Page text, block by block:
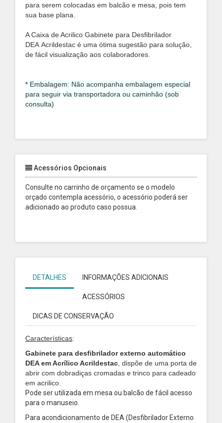
para serem colocadas em balcão e mesa, pois tem
sua base plana.
ACaixa de Acrilico Gabinete para Desfibrilador
DEA Acrildestac é uma ótima sugestão para solução,
de fácil visualização aos colaboradores.
* Embalagem: Não acompanha embalagem especial
para seguir via transportadora ou caminhão (sob
consulta)
Acessórios Opcionais
Consulte no carrinho de orçamento se o modelo
orçado contempla acessório, o acessório poderá ser
adicionado ao produto caso possua.
DETALHES INFORMAÇÕES ADICIONAIS
ACESSÓRIOS
DICAS DE CONSERVAÇÃO
Características:
Gabinete para desfibrilador externo automático
DEA em Acrílico Acrildestac , dispõe de uma porta de
abrir com dobradiças cromadas e trinco para cadeado
em acrilico.
Pode ser utilizada em mesa ou balcão de fácil acesso
para o manuseio.
Para acondicionamento de DEA (Desfibrilador Externo